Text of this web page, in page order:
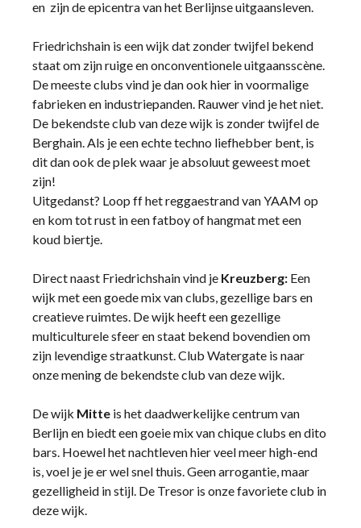
en zijn de epicentra van het Berlijnse uitgaansleven.
Friedrichshain is een wijk dat zonder twijfel bekend
staat om zijn ruige en onconventionele uitgaansscène.
De meeste clubs vind je dan ook hier in voormalige
fabrieken en industriepanden. Rauwer vind je het niet.
De bekendste club van deze wijk is zonder twijfel de
Berghain. Als je een echte techno liefhebber bent, is
dit dan ook de plek waar je absoluut geweest moet
zijn!
Uitgedanst? Loop ff het reggaestrand van YAAM op
en kom tot rust in een fatboy of hangmat met een
koud biertje.
Direct naast Friedrichshain vind je Kreuzberg: Een
wijk met een goede mix van clubs, gezellige bars en
creatieve ruimtes. De wijk heeft een gezellige
multiculturele sfeer en staat bekend bovendien om
zijn levendige straatkunst. Club Watergate is naar
onze mening de bekendste club van deze wijk.
De wijk Mitte is het daadwerkelijke centrum van
Berlijn en biedt een goeie mix van chique clubs en dito
bars. Hoewel het nachtleven hier veel meer high-end
is, voel je je er wel snel thuis. Geen arrogantie, maar
gezelligheid in stijl. De Tresor is onze favoriete club in
deze wijk.